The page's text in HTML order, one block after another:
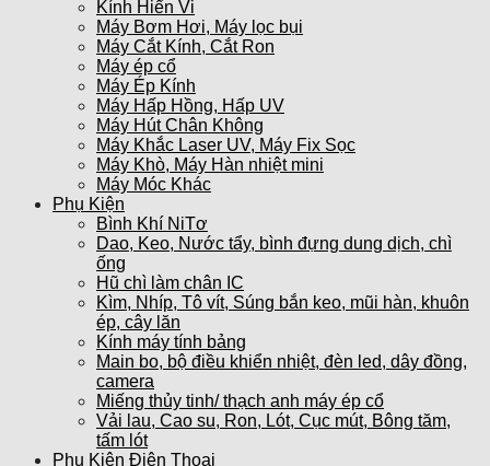
Kính Hiển Vi
Máy Bơm Hơi, Máy lọc bụi
Máy Cắt Kính, Cắt Ron
Máy ép cổ
Máy Ép Kính
Máy Hấp Hồng, Hấp UV
Máy Hút Chân Không
Máy Khắc Laser UV, Máy Fix Sọc
Máy Khò, Máy Hàn nhiệt mini
Máy Móc Khác
Phụ Kiện
Bình Khí NiTơ
Dao, Keo, Nước tẩy, bình đựng dung dịch, chì
ống
Hũ chì làm chân IC
Kìm, Nhíp, Tô vít, Súng bắn keo, mũi hàn, khuôn
ép, cây lăn
Kính máy tính bảng
Main bo, bộ điều khiển nhiệt, đèn led, dây đồng,
camera
Miếng thủy tinh/ thạch anh máy ép cổ
Vải lau, Cao su, Ron, Lót, Cục mút, Bông tăm,
tấm lót
Phụ Kiện Điện Thoại